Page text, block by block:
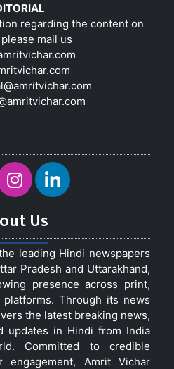
regarding the content on
mail us
Us
leading Hindi newspapers
Pradesh and Uttarakhand,
presence across print,
Through its news
the latest breaking news,
updates in Hindi from India
Committed to credible
engagement, Amrit Vichar